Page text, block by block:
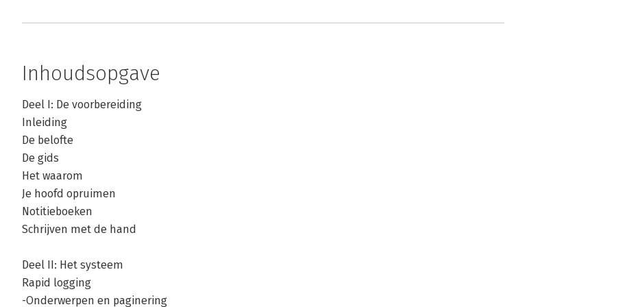
Inhoudsopgave
Deel I: De voorbereiding
Inleiding
De belofte
De gids
Het waarom
Je hoofd opruimen
Notitieboeken
Schrijven met de hand
Deel II: Het systeem
Rapid logging
-Onderwerpen en paginering